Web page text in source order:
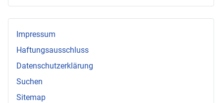
Impressum
Haftungsausschluss
Datenschutzerklärung
Suchen
Sitemap